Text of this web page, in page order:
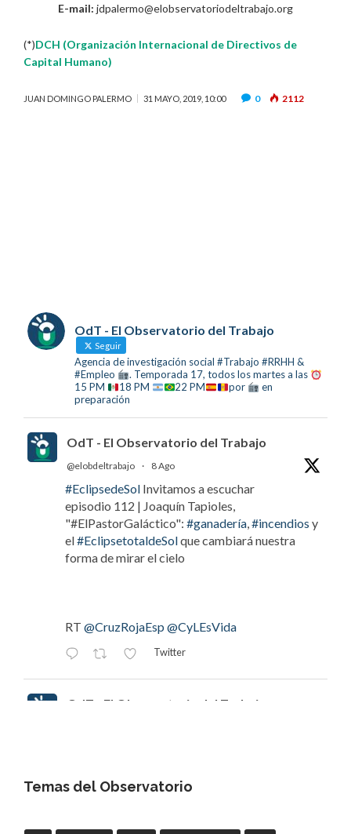
E-mail: jdpalermo@elobservatoriodeltrabajo.org
(*)DCH (Organización Internacional de Directivos de
Capital Humano)
JUAN DOMINGO PALERMO 31 MAYO, 2019, 10:00 0 2112
OdT - El Observatorio del Trabajo
Seguir
Agencia de investigación social #Trabajo #RRHH &
#Empleo
. Temporada 17, todos los martes a las
15 PM
18 PM 22 PM por
en
preparación
OdT - El Observatorio del Trabajo
@elobdeltrabajo · 8 Ago
#EclipsedeSol Invitamos a escuchar
episodio 112 | Joaquín Tapioles,
"#ElPastorGaláctico": #ganadería,#incendios y
el#EclipsetotaldeSolque cambiará nuestra
forma de mirar el cielo
RT @CruzRojaEsp @CyLEsVida
Twitter
OdT - El Observatorio del Trabajo
"#ElPastorGaláctico": ganadería, incendios y el
Temas del Observatorio